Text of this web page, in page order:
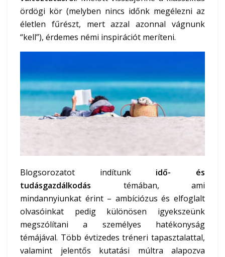
ördögi kör (melyben nincs időnk megélezni az
életlen fűrészt, mert azzal azonnal vágnunk
“kell”), érdemes némi inspirációt meríteni.
Blogsorozatot indítunk idő- és
tudásgazdálkodás témában, ami
mindannyiunkat érint – ambíciózus és elfoglalt
olvasóinkat pedig különösen igyekszeünk
megszólítani a személyes hatékonyság
témájával. Több évtizedes tréneri tapasztalattal,
valamint jelentős kutatási múltra alapozva